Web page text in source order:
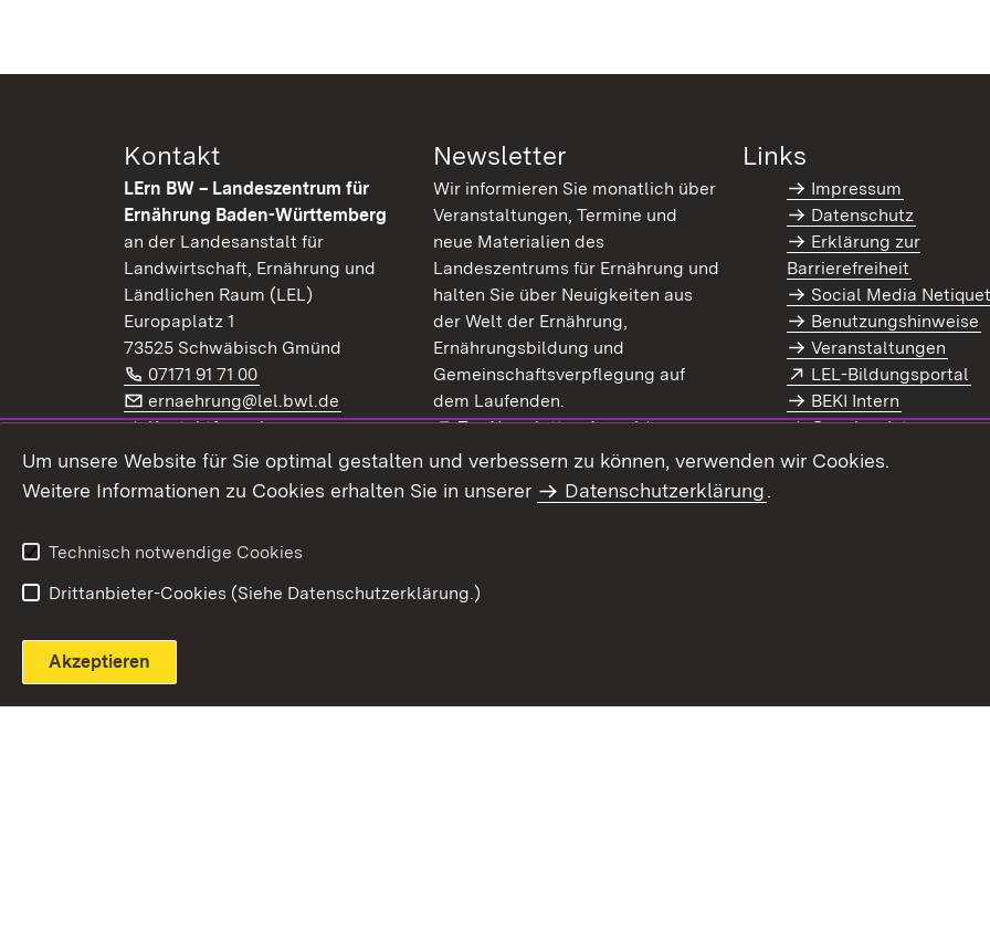
Kontakt
LErn BW – Landeszentrum für
Ernährung Baden-Württemberg
an der Landesanstalt für
Landwirtschaft, Ernährung und
Ländlichen Raum (LEL)
Europaplatz 1
73525 Schwäbisch Gmünd
Telefon:
07171 91 71 00 (Öffnet in neuem Fenster)
E-Mail:
ernaehrung@lel.bwl.de (Öffnet in neuem Fenster)
Kontaktformular
Extern:
LinkedIn (Öffnet in neuem Fenster)
Newsletter
Wir informieren Sie monatlich über
Veranstaltungen, Termine und
neue Materialien des
Landeszentrums für Ernährung und
halten Sie über Neuigkeiten aus
der Welt der Ernährung,
Ernährungsbildung und
Gemeinschaftsverpflegung auf
dem Laufenden.
Extern:
Zur Newsletter-Anmeldung(Öffnet in neuem Fenster)
Newsletter-Archiv
Links
Impressum
Datenschutz
Erklärung zur
Barrierefreiheit
Social Media
Benutzungshinweise
Veranstaltungen
Extern:
LEL-Bildungsportal
BEKI Intern
Coaches Intern
Intranet
Um unsere Website für Sie optimal gestalten und verbessern zu können, verwenden wir Cookies.
Weitere Informationen zu Cookies erhalten Sie in unserer
Datenschutzerklärung.
Technisch notwendige Cookies
Drittanbieter-Cookies (Siehe Datenschutzerklärung.)
Akzeptieren